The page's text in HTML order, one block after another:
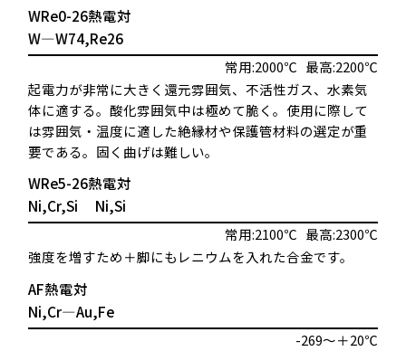
WRe0-26熱電対
W―W74,Re26
常用:2000℃ 最高:2200℃
起電力が非常に大きく還元雰囲気、不活性ガス、水素気
体に適する。酸化雰囲気中は極めて脆く。使用に際して
は雰囲気・温度に適した絶縁材や保護管材料の選定が重
要である。固く曲げは難しい。
WRe5-26熱電対
Ni,Cr,Si
Ni,Si
常用:2100℃ 最高:2300℃
強度を増すため＋脚にもレニウムを入れた合金です。
AF熱電対
Ni,Cr―Au,Fe
-269～＋20℃